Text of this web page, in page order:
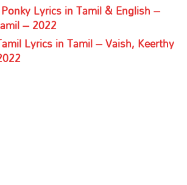
Lyrics in Tamil & English –
– 2022
Lyrics in Tamil – Vaish, Keerthy